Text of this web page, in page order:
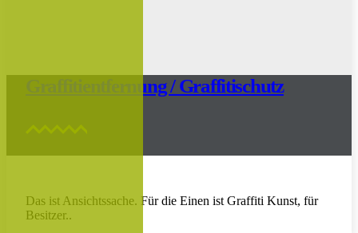
Graffitientfernung / Graffitischutz
Das ist Ansichtssache. Für die Einen ist Graffiti Kunst, für
Besitzer..